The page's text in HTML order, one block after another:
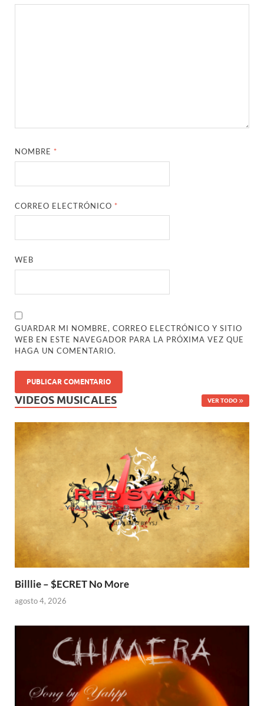
NOMBRE *
CORREO ELECTRÓNICO *
WEB
GUARDAR MI NOMBRE, CORREO ELECTRÓNICO Y SITIO
WEB EN ESTE NAVEGADOR PARA LA PRÓXIMA VEZ QUE
HAGA UN COMENTARIO.
VIDEOS MUSICALES VER TODO
Billlie – $ECRET No More
agosto 4, 2026